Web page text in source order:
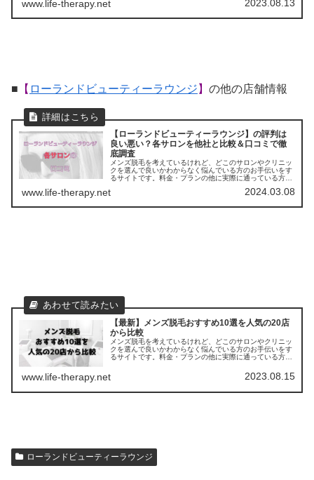
www.life-therapy.net 2023.08.13
■ 【 ローランドビューティーラウンジ 】 の他の店舗情報
【ローランドビューティーラウンジ】の評判は
良い悪い？各サロンを他社と比較＆口コミで徹
底調査
メンズ脱毛を考えているけれど、どこのサロンやクリニッ
クを選んで良いかわからなく悩んでいる方のお手伝いをす
るサイトです。料金・プランの他に実際に通っている方の
比較もできます。アクセスも解説
www.life-therapy.net 2024.03.08
【最新】メンズ脱毛おすすめ10選を人気の20店
から比較
メンズ脱毛を考えているけれど、どこのサロンやクリニッ
クを選んで良いかわからなく悩んでいる方のお手伝いをす
るサイトです。料金・プランの他に実際に通っている方の
www.life-therapy.net 2023.08.15
ローランドビューティーラウンジ